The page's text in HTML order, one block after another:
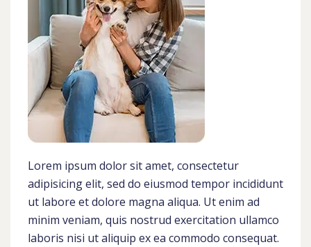
Lorem ipsum dolor sit amet, consectetur
adipisicing elit, sed do eiusmod tempor incididunt
ut labore et dolore magna aliqua. Ut enim ad
minim veniam, quis nostrud exercitation ullamco
laboris nisi ut aliquip ex ea commodo consequat.